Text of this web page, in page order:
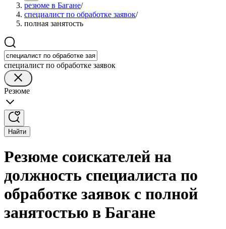
резюме в Багане/
специалист по обработке заявок/
полная занятость
специалист по обработке заявок
Резюме
Найти
Резюме соискателей на
должность специалиста по
обработке заявок с полной
занятостью в Багане